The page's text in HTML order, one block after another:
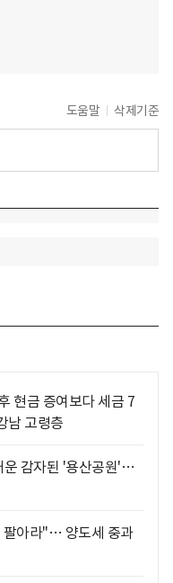
도움말 삭제기준
현금 증여보다 세금 7
남 고령층
운 감자된 '용산공원'…
팔아라"… 양도세 중과